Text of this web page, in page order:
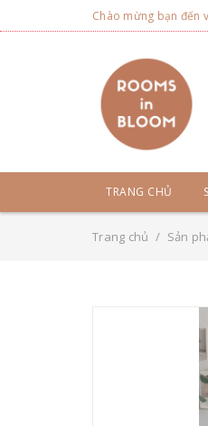
Chào mừng bạn đến
TRANG CHỦ
Trang chủ / Sản